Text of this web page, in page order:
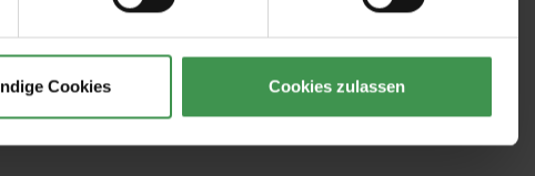
Cookies Cookies zulassen
1,57 €
20,77 €